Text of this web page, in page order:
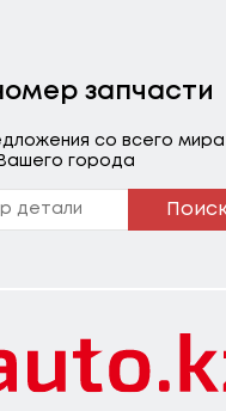
запчасти
со всего
города